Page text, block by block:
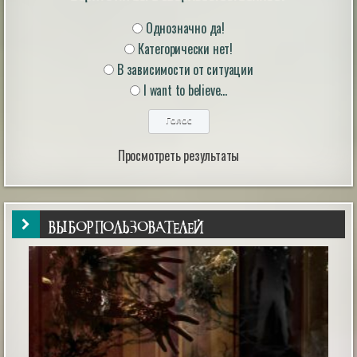
Звёзды не решают: наука развенчала миф о
совместимости знаков зодиака
В современном обществе астрология занимает
особое место: многие люди, особенно женщины,
склонны верить, что их личная жизнь и выбор
партнёра зависят от расположения звёзд.
The Unsettling Account of Max Spiers and
Dark and Deadly Projects!
The conspiracies surrounding "super soldiers" are just as
far-fetched as those involving secret space programs, at
least to many people. In fact, these two theories are
often closely linked for fairly obvious reasons. Running
such programs without significant leaks would be nearly
impossible. But what if these programs involved time
travel, memo...
Однозначно да!
Категорически нет!
В зависимости от ситуации
I want to believe...
Просмотреть результаты
ВЫБОР ПОЛЬЗОВАТЕЛЕЙ